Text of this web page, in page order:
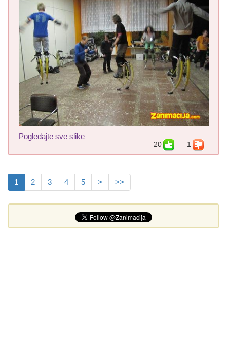
Pogledajte sve slike
20
1
1 2 3 4 5 > >>